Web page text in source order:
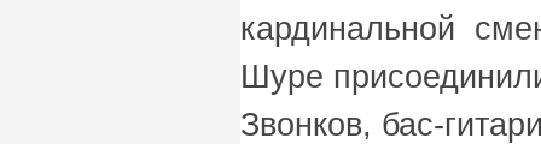
кардинальной
Шуре
Звонков, бас-